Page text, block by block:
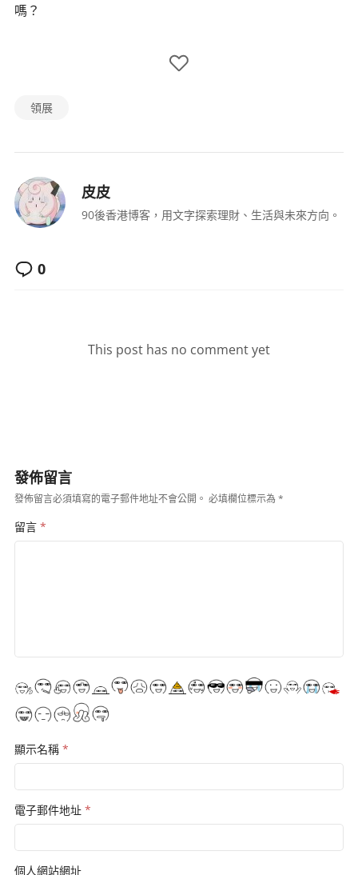
嗎？
領展
皮皮
90後香港博客，用文字探索理財、生活與未來方向。
0
This post has no comment yet
發佈留言
發佈留言必須填寫的電子郵件地址不會公開。 必填欄位標示為*
留言 *
顯示名稱 *
電子郵件地址 *
個人網站網址